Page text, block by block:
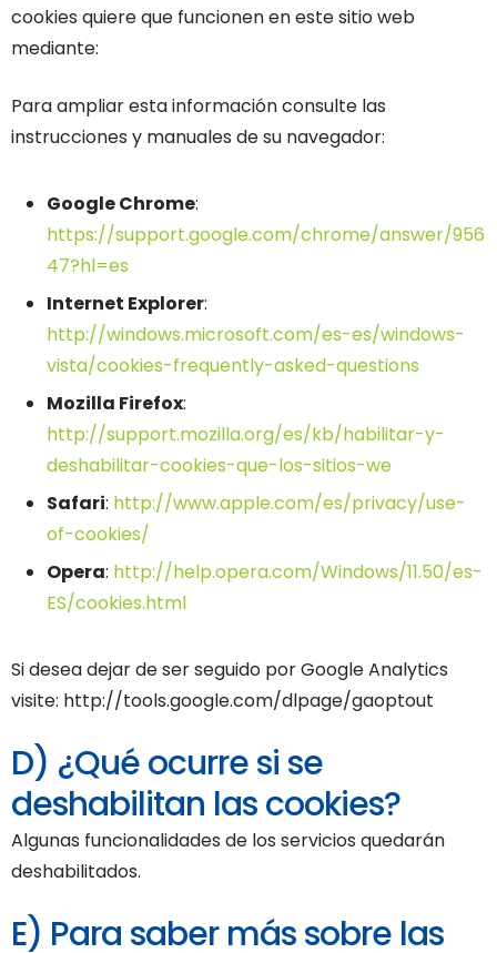
cookies quiere que funcionen en este sitio web
mediante:
Para ampliar esta información consulte las
instrucciones y manuales de su navegador:
Google Chrome:
https://support.google.com/chrome/answer/956
47?hl=es
Internet Explorer:
http://windows.microsoft.com/es-es/windows-
vista/cookies-frequently-asked-questions
Mozilla Firefox:
http://support.mozilla.org/es/kb/habilitar-y-
deshabilitar-cookies-que-los-sitios-we
Safari: http://www.apple.com/es/privacy/use-
of-cookies/
Opera: http://help.opera.com/Windows/11.50/es-
ES/cookies.html
Si desea dejar de ser seguido por Google Analytics
visite: http://tools.google.com/dlpage/gaoptout
D) ¿Qué ocurre si se
deshabilitan las cookies?
Algunas funcionalidades de los servicios quedarán
deshabilitados.
E) Para saber más sobre las